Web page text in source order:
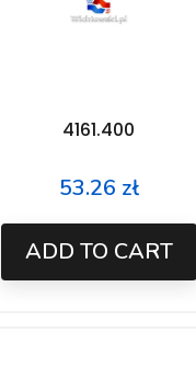
4161.400
Price
53.26 zł
ADD TO CART